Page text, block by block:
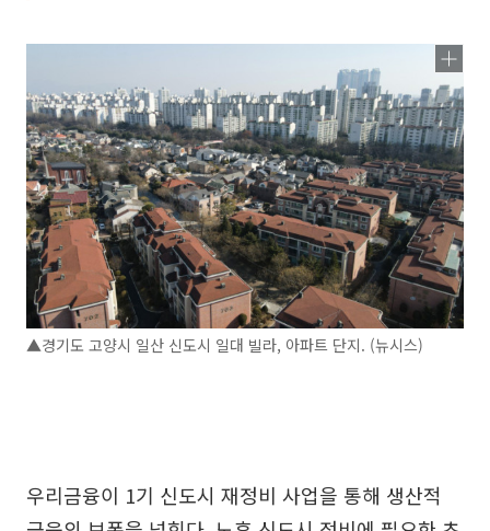
▲경기도 고양시 일산 신도시 일대 빌라, 아파트 단지. (뉴시스)
우리금융이 1기 신도시 재정비 사업을 통해 생산적